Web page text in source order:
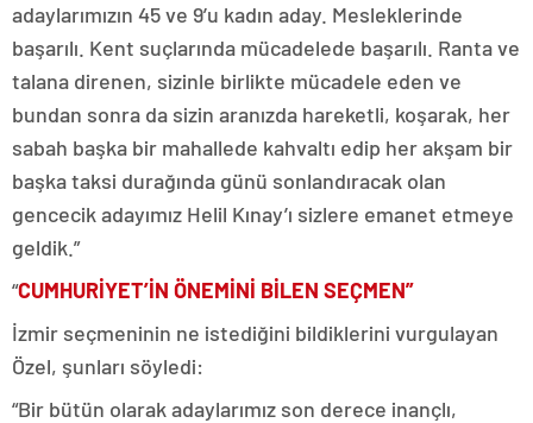
adaylarımızın 45 ve 9’u kadın aday. Mesleklerinde
başarılı. Kent suçlarında mücadelede başarılı. Ranta ve
talana direnen, sizinle birlikte mücadele eden ve
bundan sonra da sizin aranızda hareketli, koşarak, her
sabah başka bir mahallede kahvaltı edip her akşam bir
başka taksi durağında günü sonlandıracak olan
gencecik adayımız Helil Kınay’ı sizlere emanet etmeye
geldik.”
“CUMHURİYET’İN ÖNEMİNİ BİLEN SEÇMEN”
İzmir seçmeninin ne istediğini bildiklerini vurgulayan
Özel, şunları söyledi:
“Bir bütün olarak adaylarımız son derece inançlı,